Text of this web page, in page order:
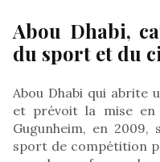
Abou Dhabi,
du sport et du
Abou Dhabi qui abrite
et prévoit la mise en
Gugunheim, en 2009,
sport de compétition